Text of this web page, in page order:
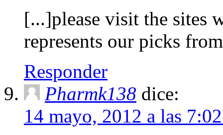
[...]please visit the sites
represents our picks
Responder
Pharmk138 dice:
14 mayo, 2012 a las